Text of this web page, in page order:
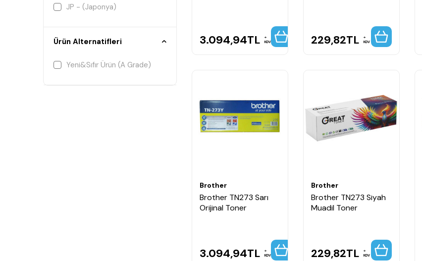
JP - (Japonya)
Ürün Alternatifleri
Yeni&Sıfır Ürün (A Grade)
3.094,94TL KDV 229,82TL KDV
Brother
Brother TN273 Sarı
Orijinal Toner
3.094,94TL KDV
Brother
Brother TN273 Siyah
Muadil Toner
229,82TL KDV